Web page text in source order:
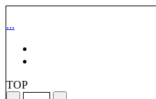
...
TOP